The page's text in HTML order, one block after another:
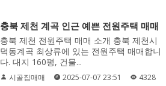
충북 제천 계곡 인근 예쁜 전원주택 매매
충북 제천 전원주택 매매 소개 충북 제천시
덕동계곡 최상류에 있는 전원주택 매매합니
다. 대지 160평, 건물...
시골집매매 2025-07-07 23:51 4328